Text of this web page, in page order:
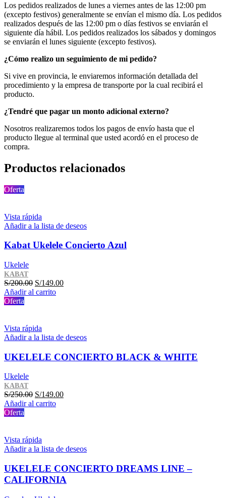
Los pedidos realizados de lunes a viernes antes de las 12:00 pm
(excepto festivos) generalmente se envían el mismo día. Los pedidos
realizados después de las 12:00 pm o días festivos se enviarán el
siguiente día hábil. Los pedidos realizados los sábados y domingos
se enviarán el lunes siguiente (excepto festivos).
¿Cómo realizo un seguimiento de mi pedido?
Si vive en provincia, le enviaremos información detallada del
procedimiento y la empresa de transporte por la cual recibirá el
producto.
¿Tendré que pagar un monto adicional externo?
Nosotros realizaremos todos los pagos de envío hasta que el
producto llegue al terminal que usted acordó en el proceso de
compra.
Productos relacionados
Oferta
Vista rápida
Añadir a la lista de deseos
Kabat Ukelele Concierto Azul
Ukelele
KABAT
S/200.00 El
precio
S/149.00El
Añadir al carrito
Oferta
Vista rápida
Añadir a la lista de deseos
UKELELE CONCIERTO BLACK & WHITE
Ukelele
KABAT
S/250.00 El
precio
S/149.00El
Añadir al carrito
Oferta
Vista rápida
Añadir a la lista de deseos
UKELELE CONCIERTO DREAMS LINE –
CALIFORNIA